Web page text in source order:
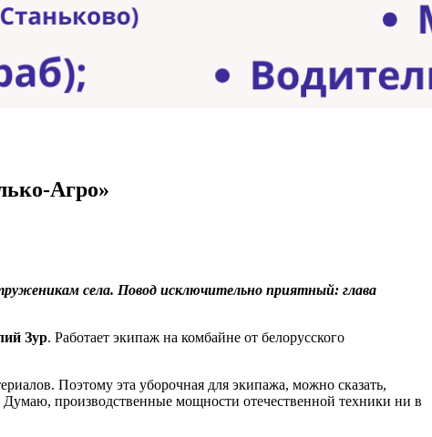
Агро»
села. Повод исключительно приятный: глава
Зур. Работает экипаж на комбайне от белорусского
Поэтому эта уборочная для экипажа, можно сказать,
Думаю, производственные мощности отечественной техники ни в